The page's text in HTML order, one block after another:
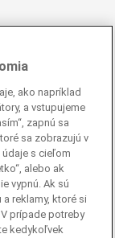
ako napríklad
a vstupujeme
zapnú sa
sa zobrazujú v
údaje s cieľom
alebo ak
vypnú. Ak sú
reklamy, ktoré si
prípade potreby
kedykoľvek